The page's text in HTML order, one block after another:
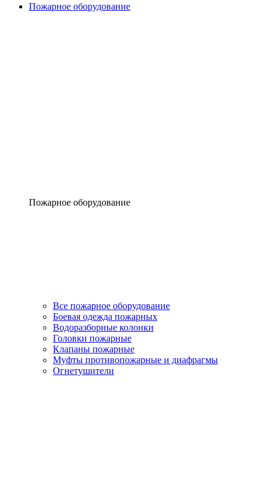
Пожарное оборудование
Пожарное оборудование
Все пожарное оборудование
Боевая одежда пожарных
Водоразборные колонки
Головки пожарные
Клапаны пожарные
Муфты противопожарные и диафрагмы
Огнетушители